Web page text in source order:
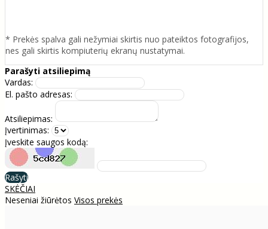
* Prekės spalva gali nežymiai skirtis nuo pateiktos fotografijos,
nes gali skirtis kompiuterių ekranų nustatymai.
Parašyti atsiliepimą
Vardas:
El. pašto adresas:
Atsiliepimas:
Įvertinimas:
Įveskite saugos kodą:
Rašyti
SKĖČIAI
Neseniai žiūrėtos Visos prekės